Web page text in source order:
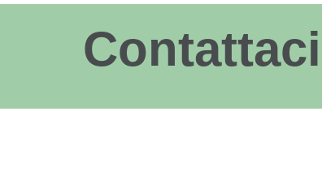
Contattaci